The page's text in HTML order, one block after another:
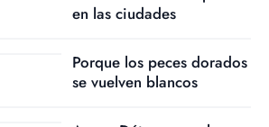
en las ciudades
Porque los peces dorados
se vuelven blancos